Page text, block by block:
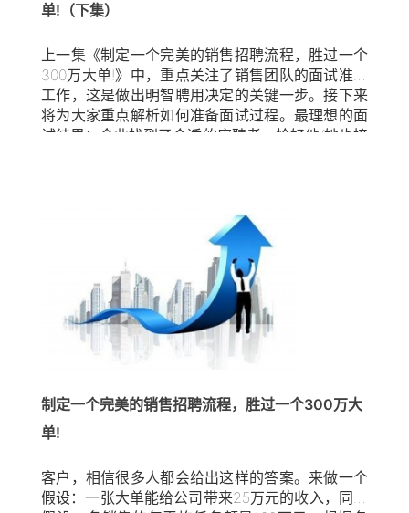
单!（下集）
上一集《制定一个完美的销售招聘流程，胜过一个
300万大单!》中，重点关注了销售团队的面试准备
工作，这是做出明智聘用决定的关键一步。接下来
将为大家重点解析如何准备面试过程。最理想的面
试结果：企业找到了合适的应聘者，恰好他/她也接
次，确定岗位的最适合人员后，如何保证提供的工
作机会有足够吸引力，促使候选者接受岗位。1、
正确、有效地评估应聘者这一部分，将对如何明确
理想的面试标准展开讨论，帮助企业按自己的标准
评估所有应聘者。 要知道世界上没有统一的通用招
聘标准，在为每个销售空缺岗位选聘人员之前，管
理者应该进行相关规划，或者至少优化原有的规
划。需要注意的是仅仅准备好问题并不能保证面试
别是提及有关销售行为或工作表现相关的问题，需
要经验、技巧和耐心的支持。为了不让准备工作白
费，请在面试时牢记以下几点。 首先，在进入面试
销售行为或临场表现问题上。比如，从压力较小的
背景问题开始，让应聘者在面试时觉得放松。举个
制定一个完美的销售招聘流程，胜过一个300万大
单!
客户，相信很多人都会给出这样的答案。来做一个
假设：一张大单能给公司带来25万元的收入，同时